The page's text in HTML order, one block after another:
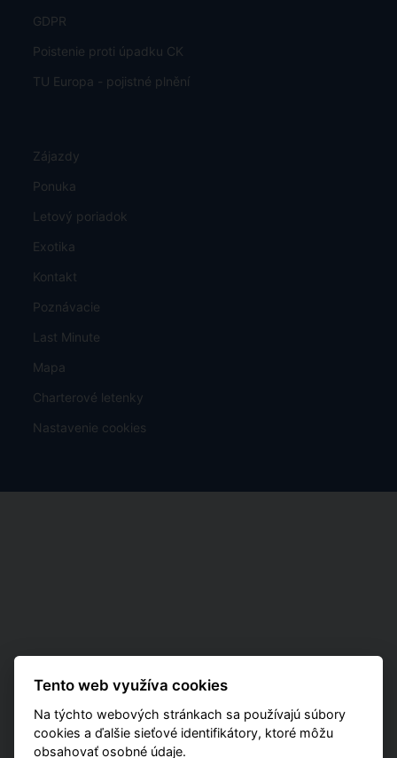
GDPR
Poistenie proti úpadku CK
TU Europa - pojistné plnění
Zájazdy
Ponuka
Letový poriadok
Exotika
Kontakt
Poznávacie
Last Minute
Mapa
Charterové letenky
Nastavenie cookies
Tento web využíva cookies
Na týchto webových stránkach sa používajú súbory
cookies a ďalšie sieťové identifikátory, ktoré môžu
obsahovať osobné údaje.